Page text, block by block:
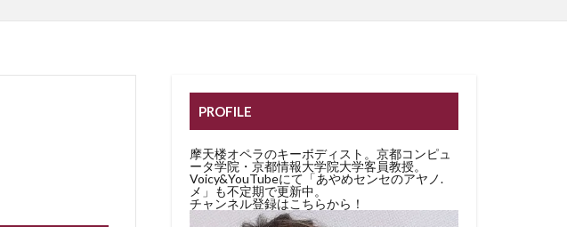
PROFILE
摩天楼オペラのキーボディスト。京都コンピュ
ータ学院・京都情報大学院大学客員教授。
Voicy&YouTubeにて「あやめセンセのアヤノ.
メ」も不定期で更新中。
チャンネル登録はこちらから！